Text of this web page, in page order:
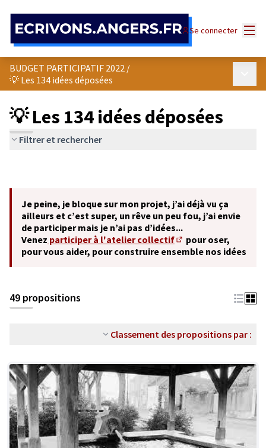
Se connecter
BUDGET PARTICIPATIF 2022 /
💡 Les 134 idées déposées
💡 Les 134 idées déposées
Filtrer et rechercher
Je peine, je bloque sur mon projet, j’ai déjà vu ça
ailleurs et c’est super, un rêve un peu fou, j’ai envie
de participer mais je n’ai pas d’idées...
Venez participer à l'atelier collectif
(S'ouvre dans un
pour oser,
pour vous aider, pour construire ensemble nos idées
49 propositions
Classement des propositions par :